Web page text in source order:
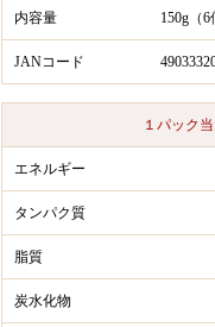
内容量 150g（
JANコード
１パック
エネルギー
タンパク質
脂質
炭水化物